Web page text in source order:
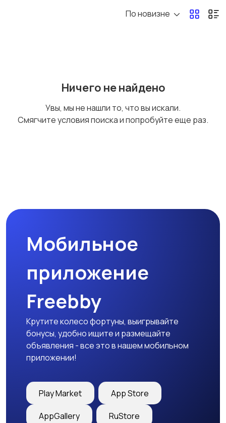
Водные виды спорта
Тренажеры и фитнес Спортивное питание
Другое
По новизне
Ничего не найдено
Увы, мы не нашли то, что вы искали.
Смягчите условия поиска и попробуйте еще раз.
Мобильное
приложение
Freebby
Крутите колесо фортуны, выигрывайте
бонусы, удобно ищите и размещайте
объявления - все это в нашем мобильном
приложении!
Play Market App Store
AppGallery RuStore